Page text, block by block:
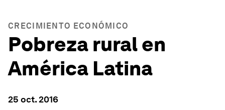
CRECIMIENTO ECONÓMICO
Pobreza rural en
América Latina
25 oct. 2016